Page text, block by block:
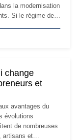
la modernisation
Si le régime de
environnement
change
et
avantages du
évolutions
de nombreuses
artisans et